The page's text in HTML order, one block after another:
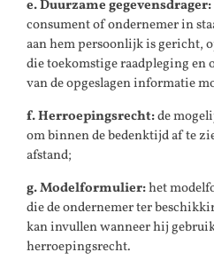
e. Duurzame gegevensdrager:
consument of ondernemer in
aan hem persoonlijk is gericht,
die toekomstige raadpleging
van de opgeslagen informatie
f. Herroepingsrecht:de
om binnen de bedenktijd af te
afstand;
g. Modelformulier:het
die de ondernemer ter
kan invullen wanneer hij
herroepingsrecht.